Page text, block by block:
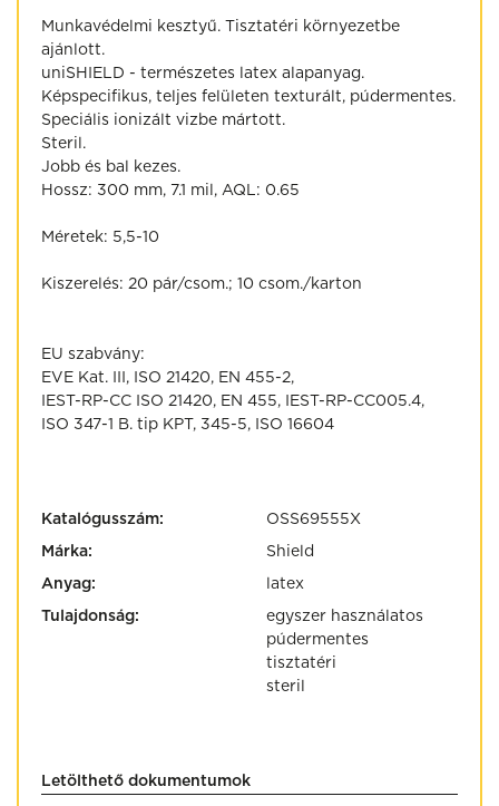
Munkavédelmi kesztyű. Tisztatéri környezetbe
ajánlott.
uniSHIELD - természetes latex alapanyag.
Képspecifikus, teljes felületen texturált, púdermentes.
Speciális ionizált vizbe mártott.
Steril.
Jobb és bal kezes.
Hossz: 300 mm, 7.1 mil, AQL: 0.65
Méretek: 5,5-10
Kiszerelés: 20 pár/csom.; 10 csom./karton
EU szabvány:
EVE Kat. III, ISO 21420, EN 455-2,
IEST-RP-CC ISO 21420, EN 455, IEST-RP-CC005.4,
ISO 347-1 B. tip KPT, 345-5, ISO 16604
Katalógusszám: OSS69555X
Márka: Shield
Anyag: latex
Tulajdonság:
egyszer használatos
púdermentes
tisztatéri
steril
Letölthető dokumentumok